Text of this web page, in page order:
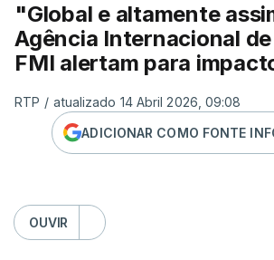
"Global e altamente
Agência Internacional
FMI alertam para
RTP / atualizado 14 Abril 2026, 09:08
ADICIONAR COMO FONTE
OUVIR